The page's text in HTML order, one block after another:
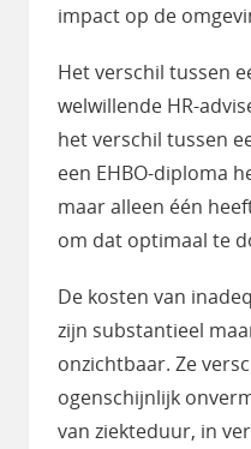
impact op de
Het verschil tussen
welwillende HR-
het verschil tussen
een EHBO-diploma
maar alleen één
om dat optimaal te
De kosten van
zijn substantieel
onzichtbaar. Ze
ogenschijnlijk
van ziekteduur, in